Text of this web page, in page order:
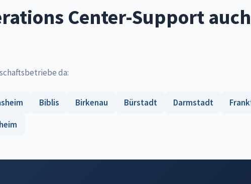
Center-Support
da:
Biblis Birkenau Bürstadt Darmstadt